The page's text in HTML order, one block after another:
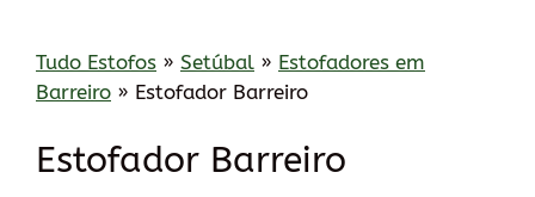
Tudo Estofos » Setúbal » Estofadores em
Barreiro » Estofador Barreiro
Estofador Barreiro